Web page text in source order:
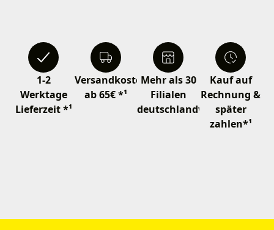
1-2
Werktage
Lieferzeit *¹
Versandkostenfrei
ab 65€ *¹
Mehr als 30
Filialen
deutschlandweit
Kauf auf
Rechnung &
später
zahlen*¹